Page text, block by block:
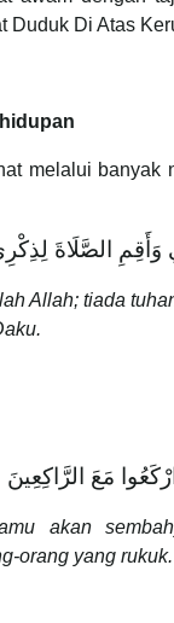
Duduk Di Atas
melalui banyak
وَأَقِمِ الصَّلَاةَ
Allah; tiada
مَعَ الرَّاكِعِينَ
akan
orang yang rukuk.